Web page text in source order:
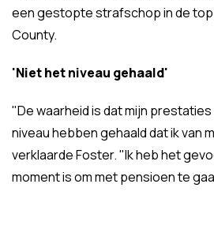
een gestopte strafschop in de
County.
'Niet het niveau gehaald'
"De waarheid is dat mijn
niveau hebben gehaald dat ik van
verklaarde Foster. "Ik heb het
moment is om met pensioen te